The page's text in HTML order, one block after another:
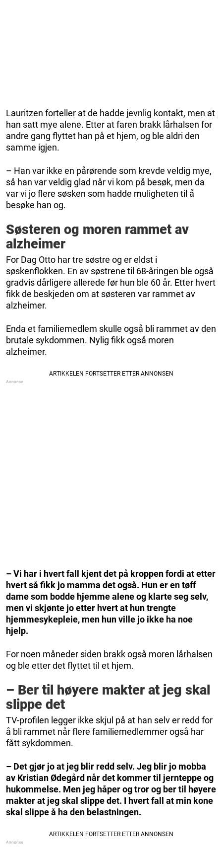
Lauritzen forteller at de hadde jevnlig kontakt, men at
han satt mye alene. Etter at faren brakk lårhalsen for
andre gang flyttet han på et hjem, og ble aldri den
samme igjen.
– Han var ikke en pårørende som krevde veldig mye,
så han var veldig glad når vi kom på besøk, men da
var vi jo flere søsken som hadde muligheten til å
besøke han og.
Søsteren og moren rammet av
alzheimer
For Dag Otto har tre søstre og er eldst i
søskenflokken. En av søstrene til 68-åringen ble også
gradvis dårligere allerede før hun ble 60 år. Etter hvert
fikk de beskjeden om at søsteren var rammet av
alzheimer.
Enda et familiemedlem skulle også bli rammet av den
brutale sykdommen. Nylig fikk også moren
alzheimer.
– Vi har i hvert fall kjent det på kroppen fordi at etter
hvert så fikk jo mamma det også. Hun er en tøff
dame som bodde hjemme alene og klarte seg selv,
men vi skjønte jo etter hvert at hun trengte
hjemmesykepleie, men hun ville jo ikke ha noe
hjelp.
For noen måneder siden brakk også moren lårhalsen
og ble etter det flyttet til et hjem.
– Ber til høyere makter at jeg skal
slippe det
TV-profilen legger ikke skjul på at han selv er redd for
å bli rammet når flere familiemedlemmer også har
fått sykdommen.
– Det gjør jo at jeg blir redd selv. Jeg blir jo mobba
av Kristian Ødegård når det kommer til jernteppe og
hukommelse. Men jeg håper og tror og ber til høyere
makter at jeg skal slippe det. I hvert fall at min kone
skal slippe å ha den belastningen.